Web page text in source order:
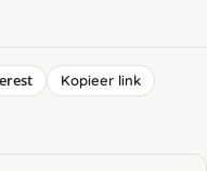
Kopieer link